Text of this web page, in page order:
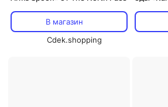
В магазин
Cdek.shopping